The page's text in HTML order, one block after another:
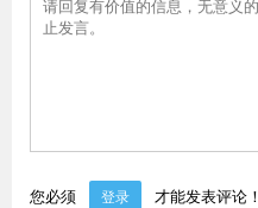
您必须 登录 才能发表评论！